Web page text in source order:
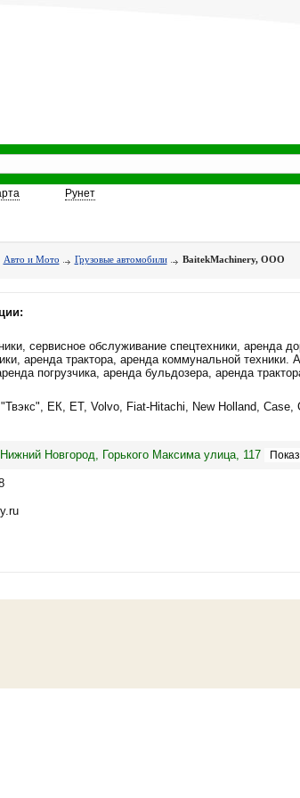
Рунет
Авто и Мото Грузовые автомобили BaitekMachinery, ООО
сервисное обслуживание спецтехники, аренда
аренда трактора, аренда коммунальной
погрузчика, аренда бульдозера, аренда
ЕК, ЕТ, Volvo, Fiat-Hitachi, New Holland, Case,
Новгород, Горького Максима улица, 117